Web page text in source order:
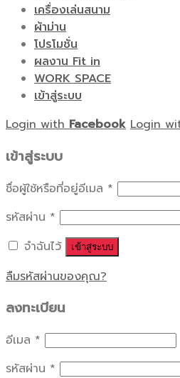
เครื่องเล่นสนาม
ผ้าม่าน
โปรโมชั่น
ผลงาน Fit in
WORK SPACE
เข้าสู่ระบบ
Login withFacebook Login
เข้าสู่ระบบ
ชื่อผู้ใช้หรือที่อยู่อีเมล *
รหัสผ่าน *
จำฉันไว้
เข้าสู่ระบบ
ลืมรหัสผ่านของคุณ?
ลงทะเบียน
อีเมล *
รหัสผ่าน *